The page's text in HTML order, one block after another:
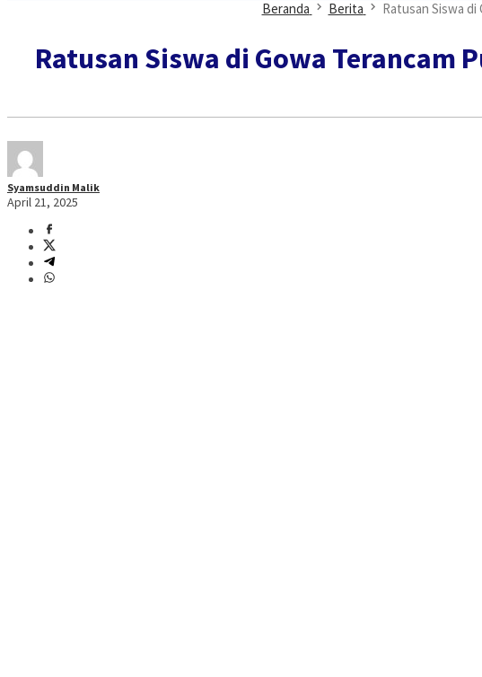
Beranda Berita Ratusan Siswa di
Ratusan Siswa di Gowa Terancam
Syamsuddin Malik
April 21, 2025